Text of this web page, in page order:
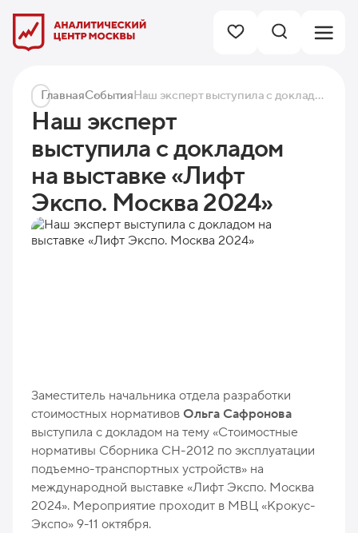
ГлавнаяСобытия Наш эксперт выступила с докладом на выставке «Лифт Экспо. Москва 2024»
Наш эксперт
выступила с докладом
на выставке «Лифт
Экспо. Москва 2024»
Заместитель начальника отдела разработки
стоимостных нормативов Ольга Сафронова
выступила с докладом на тему «Стоимостные
нормативы Сборника СН-2012 по эксплуатации
подъемно-транспортных устройств» на
международной выставке «Лифт Экспо. Москва
2024». Мероприятие проходит в МВЦ «Крокус-
Экспо» 9-11 октября.